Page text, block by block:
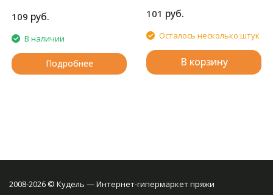
109 руб.
В наличии
Подробнее
101 руб.
Осталось несколько штук
В корзину
2008-2026 © Кудель — Интернет-гипермаркет пряжи